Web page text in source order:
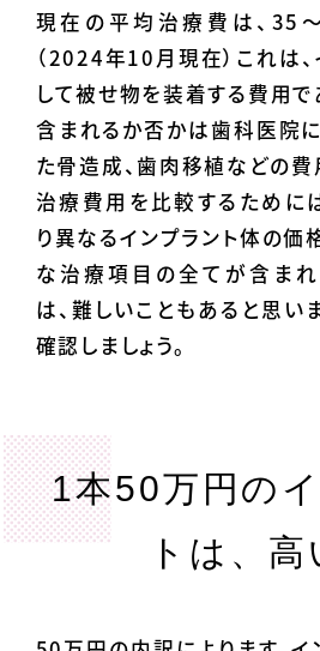
現在の平均治療費は、35
（2024年10月現在）これは
して被せ物を装着する費用で
含まれるか否かは歯科医院に
た骨造成、歯肉移植などの費
治療費用を比較するために
り異なるインプラント体の価
な治療項目の全てが含ま
は、難しいこともあると思い
確認しましょう。
1本50万円の
トは、高